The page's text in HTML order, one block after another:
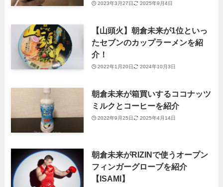
2023年3月27日 2025年9月4日
【山頭火】朝倉未来が1位といっ
たセブンのカップラーメンを紹
介！
2022年1月20日 2024年10月3日
朝倉未来が箱買いするココナッツ
ミルクとコーヒーを紹介
2022年9月25日 2025年4月14日
朝倉未来がRIZINで使うオープン
フィンガーグローブを紹介
【ISAMI】